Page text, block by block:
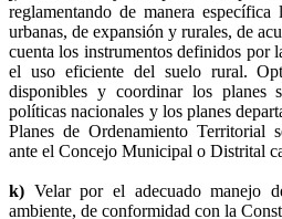
reglamentando de manera
urbanas, de expansión y rurales, de
cuenta los instrumentos definidos por
el uso eficiente del suelo rural.
disponibles y coordinar los planes
políticas nacionales y los planes
Planes de Ordenamiento Territorial
ante el Concejo Municipal o Distrital
k) Velar por el adecuado manejo
ambiente, de conformidad con la